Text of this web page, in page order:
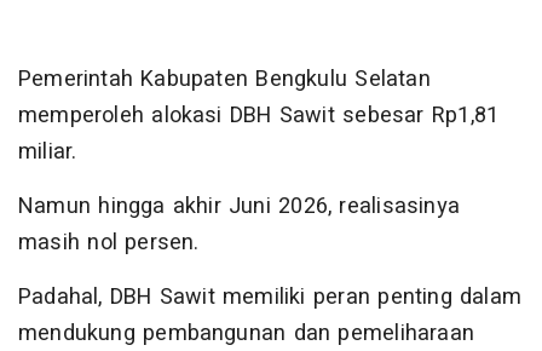
Pemerintah Kabupaten Bengkulu Selatan
memperoleh alokasi DBH Sawit sebesar Rp1,81
miliar.
Namun hingga akhir Juni 2026, realisasinya
masih nol persen.
Padahal, DBH Sawit memiliki peran penting dalam
mendukung pembangunan dan pemeliharaan